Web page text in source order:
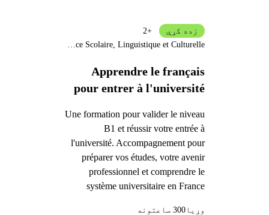
Apprendre le français
pour entrer à l'université
Une formation pour valider le niveau
B1 et réussir votre entrée à
l'université. Accompagnement pour
préparer vos études, votre avenir
professionnel et comprendre le
système universitaire en France
زده کړې
+2
وړيا300 ساعتونه